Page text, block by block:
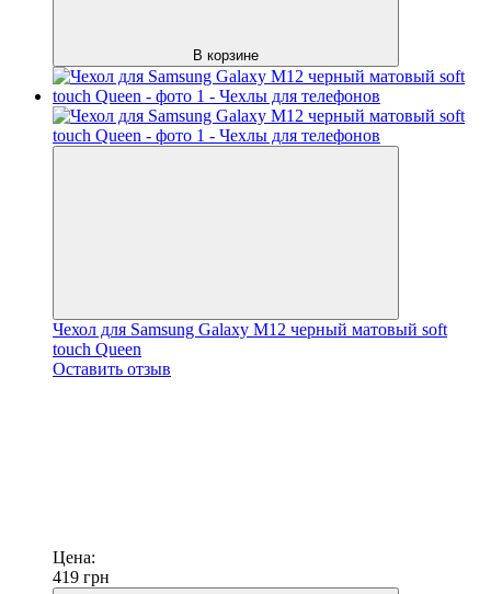
В корзине
Чехол для Samsung Galaxy M12 черный матовый soft
touch Queen
Оставить отзыв
Цена:
419 грн